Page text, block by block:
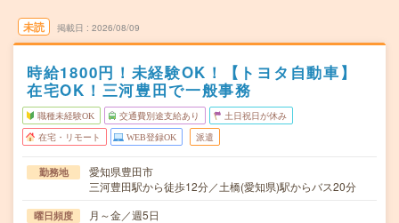
未読 掲載日 2026/08/09
時給1800円！未経験OK！【トヨタ自動車】
在宅OK！三河豊田で一般事務
職種未経験OK 交通費別途支給あり 土日祝日が休み
在宅・リモート WEB登録OK 派遣
勤務地
愛知県豊田市
三河豊田駅から徒歩12分／土橋(愛知県)駅からバス20分
曜日頻度 月～金／週5日